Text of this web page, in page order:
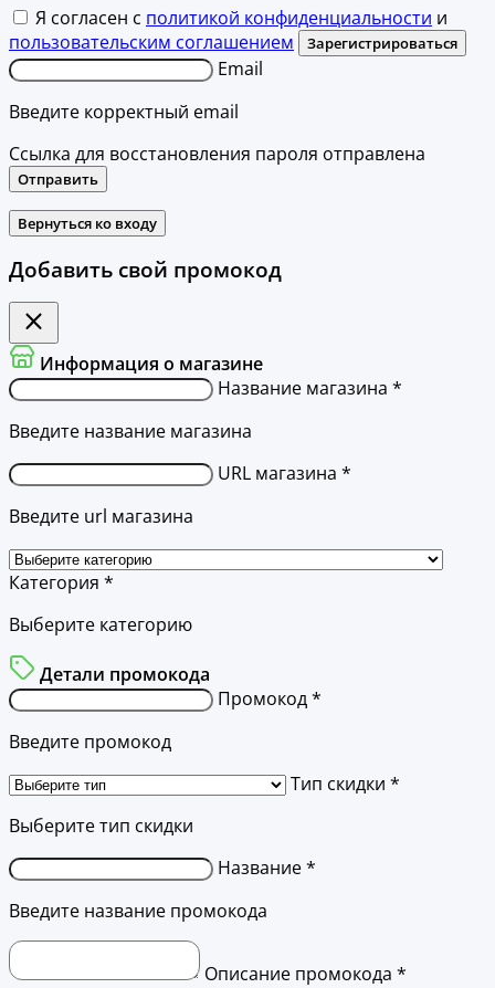
Я согласен с политикой конфиденциальности и
пользовательским соглашением
Зарегистрироваться
Email
Введите корректный email
Ссылка для восстановления пароля отправлена
Отправить
Вернуться ко входу
Добавить свой промокод
Информация о магазине
Название магазина *
Введите название магазина
URL магазина *
Введите url магазина
Категория *
Выберите категорию
Детали промокода
Промокод *
Введите промокод
Тип скидки *
Выберите тип скидки
Название *
Введите название промокода
Описание промокода *